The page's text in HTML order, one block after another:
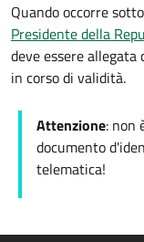
Quando occorre
Presidente della
deve essere
in corso di validità.
Attenzione: non
documento
telematica!